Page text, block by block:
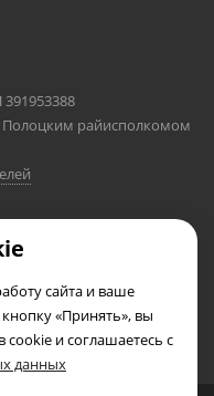
Полоцким райисполкомом
сайта и ваше
«Принять», вы
cookie и соглашаетесь с
данных